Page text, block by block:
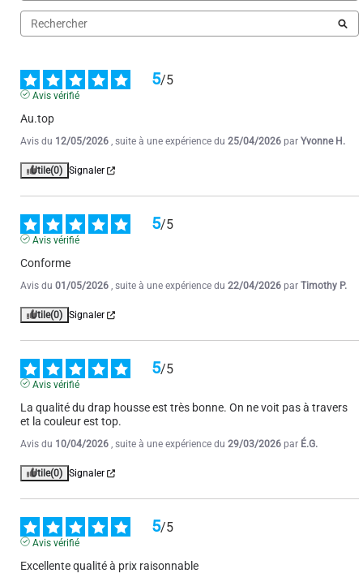
5/5
Avis vérifié
Au.top
Avis du 12/05/2026 , suite à une expérience du 25/04/2026 par Yvonne H.
Utile(0) Signaler
5/5
Avis vérifié
Conforme
Avis du 01/05/2026 , suite à une expérience du 22/04/2026 par Timothy P.
Utile(0) Signaler
5/5
Avis vérifié
La qualité du drap housse est très bonne. On ne voit pas à travers
et la couleur est top.
Avis du 10/04/2026 , suite à une expérience du 29/03/2026 par É.G.
Utile(0) Signaler
5/5
Avis vérifié
Excellente qualité à prix raisonnable